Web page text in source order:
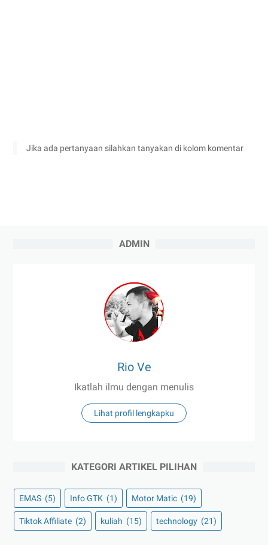
Jika ada pertanyaan silahkan tanyakan di kolom komentar
ADMIN
Rio Ve
Ikatlah ilmu dengan menulis
Lihat profil lengkapku
KATEGORI ARTIKEL PILIHAN
EMAS (5) Info GTK (1) Motor Matic (19)
Tiktok Affiliate (2) kuliah (15) technology (21)